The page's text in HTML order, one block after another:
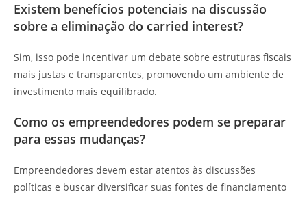
Existem benefícios potenciais na discussão
sobre a eliminação do carried interest?
Sim, isso pode incentivar um debate sobre estruturas fiscais
mais justas e transparentes, promovendo um ambiente de
investimento mais equilibrado.
Como os empreendedores podem se preparar
para essas mudanças?
Empreendedores devem estar atentos às discussões
políticas e buscar diversificar suas fontes de financiamento